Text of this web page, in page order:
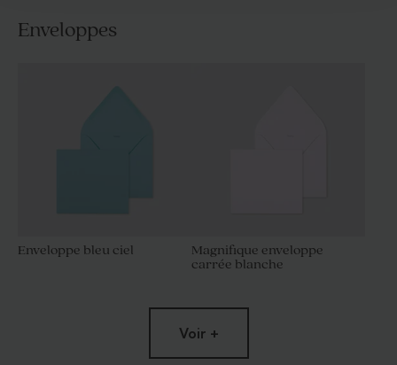
Enveloppes
Enveloppe bleu ciel
Magnifique enveloppe
carrée blanche
Voir +